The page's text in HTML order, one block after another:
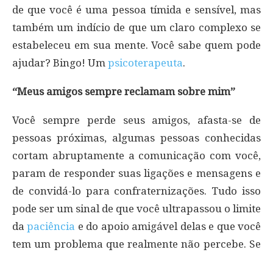
de que você é uma pessoa tímida e sensível, mas
também um indício de que um claro complexo se
estabeleceu em sua mente. Você sabe quem pode
ajudar? Bingo! Um psicoterapeuta.
“Meus amigos sempre reclamam sobre mim”
Você sempre perde seus amigos, afasta-se de
pessoas próximas, algumas pessoas conhecidas
cortam abruptamente a comunicação com você,
param de responder suas ligações e mensagens e
de convidá-lo para confraternizações. Tudo isso
pode ser um sinal de que você ultrapassou o limite
dapaciência e do apoio amigável delas e que você
tem um problema que realmente não percebe. Se